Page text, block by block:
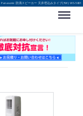
防滴スピーカー 天井埋込みタイプ(3W) WS-5801
Menu